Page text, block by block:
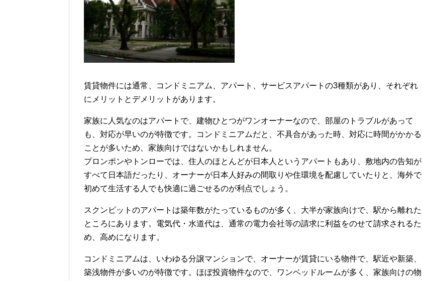
賃貸物件には通常、コンドミニアム、アパート、サービスアパートの3種類があり、それぞれ
にメリットとデメリットがあります。
家族に人気なのはアパートで、建物ひとつがワンオーナーなので、部屋のトラブルがあって
も、対応が早いのが特徴です。コンドミニアムだと、不具合があった時、対応に時間がかかる
ことが多いため、家族向けではないかもしれません。
プロンポンやトンローでは、住人のほとんどが日本人というアパートもあり、敷地内の告知が
すべて日本語だったり、オーナーが日本人好みの間取りや住環境を配慮していたりと、海外で
初めて生活する人でも快適に過ごせるのが利点でしょう。
スクンビットのアパートは築年数がたっているものが多く、大半が家族向けで、駅から離れた
ところにあります。電気代・水道代は、通常の電力会社等の請求に利益をのせて請求されるた
め、高めになります。
コンドミニアムは、いわゆる分譲マンションで、オーナーが賃貸にいる物件で、駅近や新築、
築浅物件が多いのが特徴です。ほぼ投資物件なので、ワンベッドルームが多く、家族向けの物